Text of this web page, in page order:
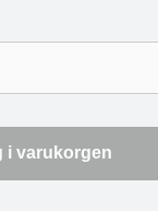
i varukorgen